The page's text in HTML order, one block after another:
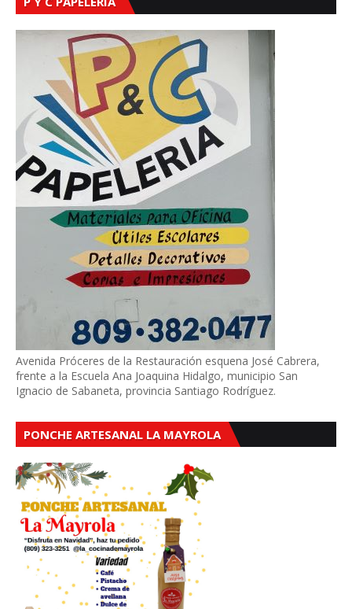
Avenida Próceres de la Restauración esquena José Cabrera,
frente a la Escuela Ana Joaquina Hidalgo, municipio San
Ignacio de Sabaneta, provincia Santiago Rodríguez.
PONCHE ARTESANAL LA MAYROLA